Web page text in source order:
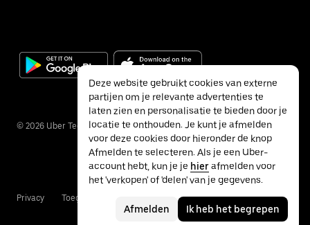
© 2026 Uber Technologies Inc.
Privacy Toegankelijkheid Voorwaarden
Deze website gebruikt cookies van externe
partijen om je relevante advertenties te
laten zien en personalisatie te bieden door je
locatie te onthouden. Je kunt je afmelden
voor deze cookies door hieronder de knop
Afmelden te selecteren. Als je een Uber-
account hebt, kun je je hierafmelden voor
het 'verkopen' of 'delen' van je gegevens.
Afmelden Ik heb het begrepen